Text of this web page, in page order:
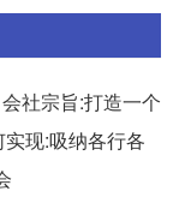
社宗旨:打造一个
实现:吸纳各行各